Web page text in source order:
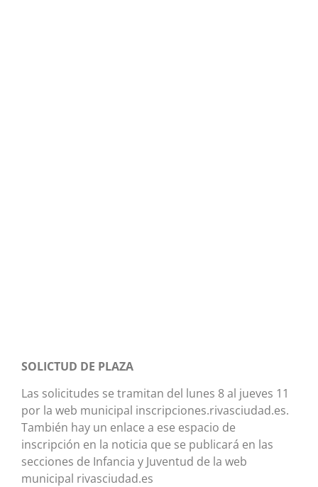
SOLICTUD DE PLAZA
Las solicitudes se tramitan del lunes 8 al jueves 11
por la web municipal inscripciones.rivasciudad.es.
También hay un enlace a ese espacio de
inscripción en la noticia que se publicará en las
secciones de Infancia y Juventud de la web
municipal rivasciudad.es